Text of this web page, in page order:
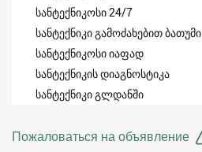
სანტექნიკოსი 24/7
სანტექნიკი გამოძახებით ბათუმი
სანტექნიკოსი იაფად
სანტექნიკის დიაგნოსტიკა
სანტექნიკი გლდანში
Пожаловаться на объявление